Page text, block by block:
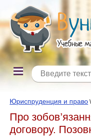
Юриспруденция и право \
Про
договору.